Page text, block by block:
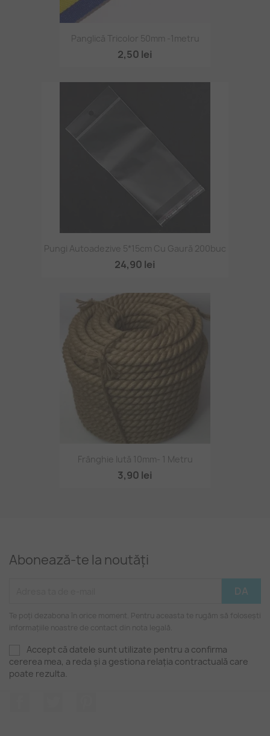
Panglică Tricolor 50mm -1metru
2,50 lei
Pungi Autoadezive 5*15cm Cu Gaură 200buc
24,90 lei
Frânghie Iută 10mm- 1 Metru
3,90 lei
Abonează-te la noutăți
Te poți dezabona în orice moment. Pentru aceasta te rugăm să folosești
informațiile noastre de contact din nota legală.
Accept că datele sunt utilizate pentru a confirma
cererea mea, a reda și a gestiona relația contractuală care
poate rezulta.